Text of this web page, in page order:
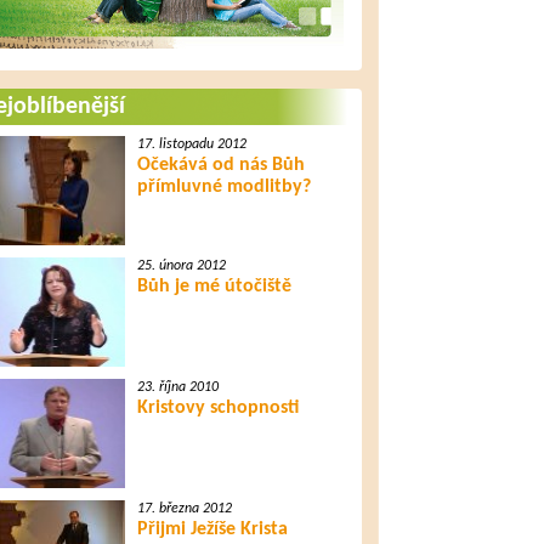
17. listopadu 2012
Očekává od nás Bůh
přímluvné modlitby?
25. února 2012
Bůh je mé útočiště
23. října 2010
Kristovy schopnosti
17. března 2012
Přijmi Ježíše Krista